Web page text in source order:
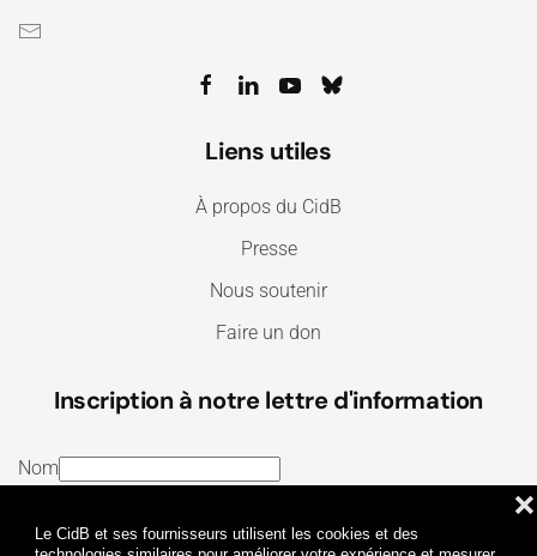
Le CidB et ses fournisseurs utilisent les cookies et des
❌
Liens utiles
À propos du CidB
Presse
Nous soutenir
Faire un don
Inscription à notre lettre d'information
Nom